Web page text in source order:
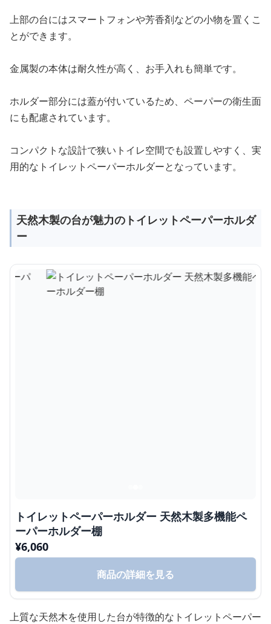
上部の台にはスマートフォンや芳香剤などの小物を置くこ
とができます。
金属製の本体は耐久性が高く、お手入れも簡単です。
ホルダー部分には蓋が付いているため、ペーパーの衛生面
にも配慮されています。
コンパクトな設計で狭いトイレ空間でも設置しやすく、実
用的なトイレットペーパーホルダーとなっています。
天然木製の台が魅力のトイレットペーパーホルダ
ー
トイレットペーパーホルダー 天然木製多機能ペ
ーパーホルダー棚
¥6,060
商品の詳細を見る
上質な天然木を使用した台が特徴的なトイレットペーパー